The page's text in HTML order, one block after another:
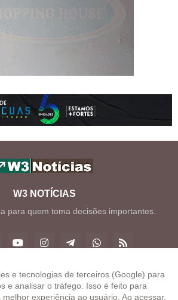
W3 NOTÍCIAS
para quem toma decisões importantes.
©2026W3 Notícias
e tecnologias de terceiros (Google) para
e analisar o tráfego. Isso é feito para
experiência ao usuário. Ao acessar,